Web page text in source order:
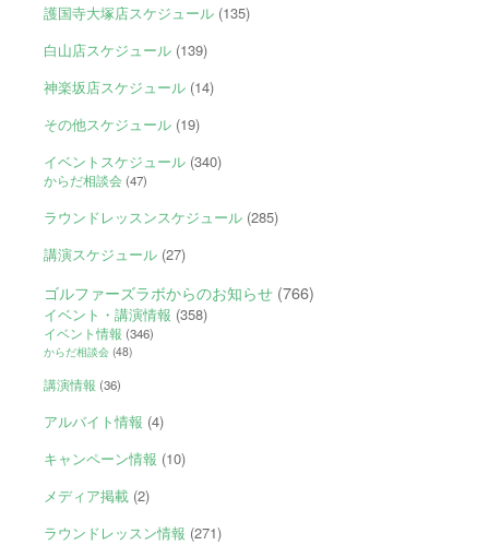
護国寺大塚店スケジュール(135)
白山店スケジュール(139)
神楽坂店スケジュール(14)
その他スケジュール(19)
イベントスケジュール(340)
からだ相談会(47)
ラウンドレッスンスケジュール(285)
講演スケジュール(27)
ゴルファーズラボからのお知らせ(766)
イベント・講演情報 (358)
イベント情報 (346)
からだ相談会(48)
講演情報 (36)
アルバイト情報 (4)
キャンペーン情報 (10)
メディア掲載(2)
ラウンドレッスン情報 (271)